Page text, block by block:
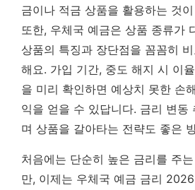
금이나 적금 상품을 활용하는 것
또한, 우체국 예금은 상품 종류가
상품의 특징과 장단점을 꼼꼼히
해요. 가입 기간, 중도 해지 시 이
을 미리 확인하면 예상치 못한 손
익을 얻을 수 있답니다. 금리 변동
며 상품을 갈아타는 전략도 좋은
처음에는 단순히 높은 금리를 주
만, 이제는 우체국 예금 금리